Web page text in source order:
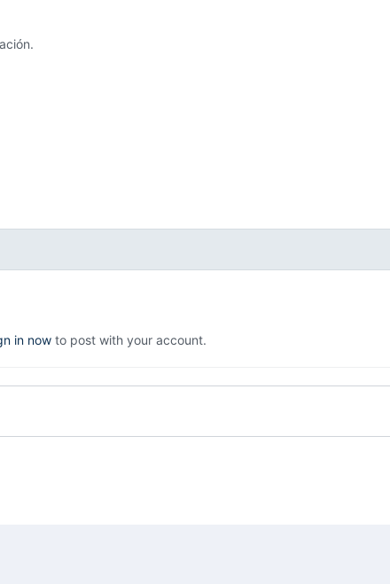
in now to post with your account.